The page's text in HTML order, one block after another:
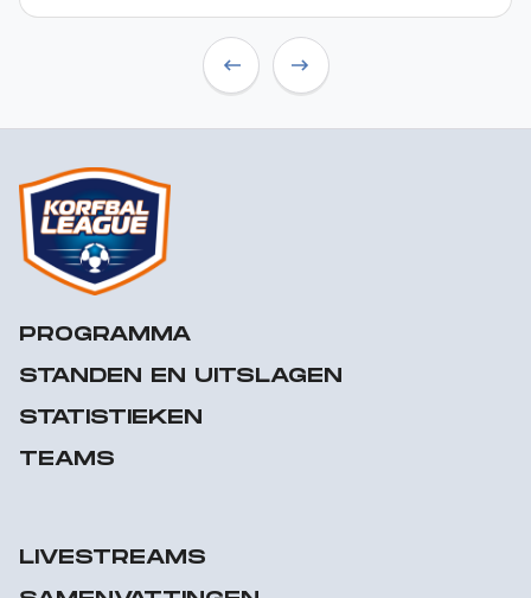
PROGRAMMA
STANDEN EN UITSLAGEN
STATISTIEKEN
TEAMS
LIVESTREAMS